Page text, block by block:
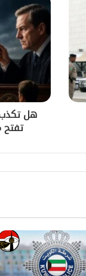
هل تكذب
تفتح